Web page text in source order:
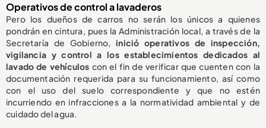
Operativos de control a lavaderos
Pero los dueños de carros no serán los únicos a quienes
pondrán en cintura, pues la Administración local, a través de la
Secretaría de Gobierno,inició operativos de inspección,
vigilancia y control a los establecimientos dedicados al
lavado de vehículos con el fin de verificar que cuenten con la
documentación requerida para su funcionamiento, así como
con el uso del suelo correspondiente y que no estén
incurriendo en infracciones a la normatividad ambiental y de
cuidado del agua.